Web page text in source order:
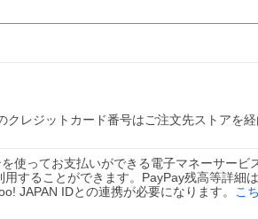
レジットカード番号はご注文先ストアを
使ってお支払いができる電子マネーサービ
することができます。PayPay残高等詳細は
JAPAN IDとの連携が必要になります。
こ